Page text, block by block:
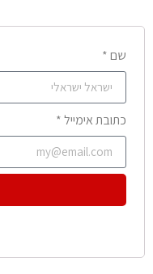
שם *
כתובת אימייל *